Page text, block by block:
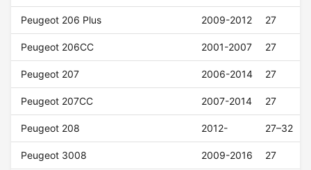
Peugeot 206 Plus 2009-2012 27
Peugeot 206CC 2001-2007 27
Peugeot 207 2006-2014 27
Peugeot 207CC 2007-2014 27
Peugeot 208 2012- 27–32
Peugeot 3008 2009-2016 27